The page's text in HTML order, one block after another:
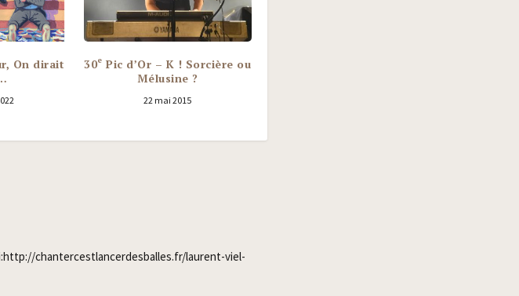
On dirait
30e Pic d’Or – K ! Sorcière ou
Mélusine ?
22 mai 2015
chantercestlancerdesballes.fr/laurent-viel-